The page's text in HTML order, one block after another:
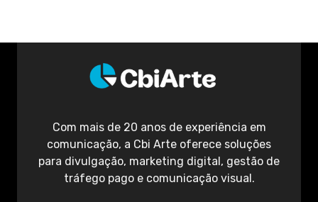
Com mais de 20 anos de experiência em
comunicação, a Cbi Arte oferece soluções
para divulgação, marketing digital, gestão de
tráfego pago e comunicação visual.